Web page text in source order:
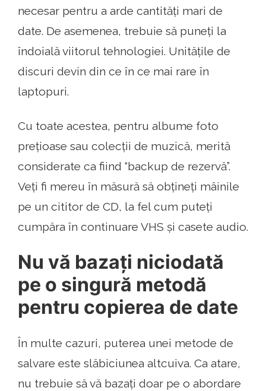
necesar pentru a arde cantități mari de
date. De asemenea, trebuie să puneți la
îndoială viitorul tehnologiei. Unitățile de
discuri devin din ce în ce mai rare în
laptopuri.
Cu toate acestea, pentru albume foto
prețioase sau colecții de muzică, merită
considerate ca fiind “backup de rezervă”.
Veți fi mereu în măsură să obțineți mâinile
pe un cititor de CD, la fel cum puteți
cumpăra în continuare VHS și casete audio.
Nu vă bazați niciodată
pe o singură metodă
pentru copierea de date
În multe cazuri, puterea unei metode de
salvare este slăbiciunea altcuiva. Ca atare,
nu trebuie să vă bazați doar pe o abordare